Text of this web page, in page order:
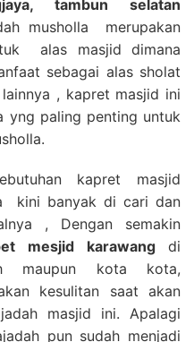
tambun selatan
musholla merupakan
alas masjid dimana
sebagai alas sholat
, kapret masjid ini
yng paling penting untuk
kapret masjid
kini banyak di cari dan
, Dengan semakin
mesjid karawang di
maupun kota kota,
kesulitan saat akan
masjid ini. Apalagi
pun sudah menjadi